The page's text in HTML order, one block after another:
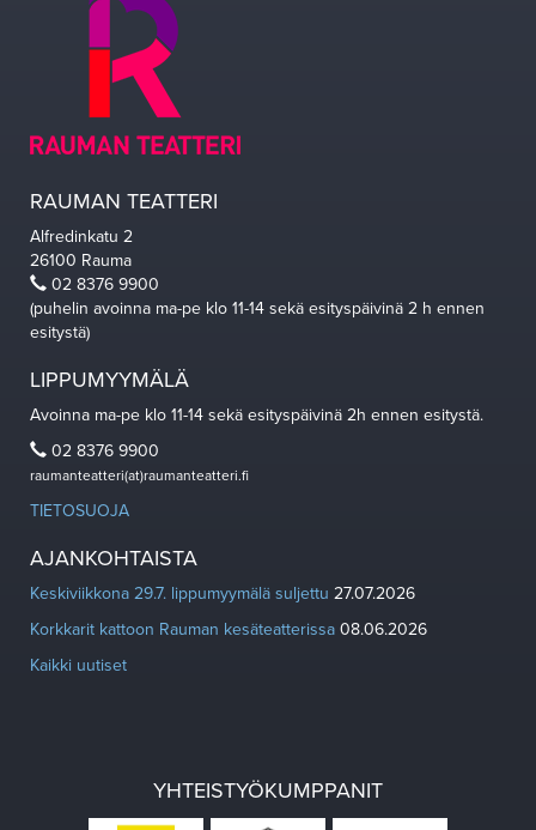
RAUMAN TEATTERI
Alfredinkatu 2
26100 Rauma
02 8376 9900
(puhelin avoinna ma-pe klo 11-14 sekä esityspäivinä 2 h ennen
esitystä)
LIPPUMYYMÄLÄ
Avoinna ma-pe klo 11-14 sekä esityspäivinä 2h ennen esitystä.
02 8376 9900
raumanteatteri(at)raumanteatteri.fi
TIETOSUOJA
AJANKOHTAISTA
Keskiviikkona 29.7. lippumyymälä suljettu 27.07.2026
Korkkarit kattoon Rauman kesäteatterissa 08.06.2026
Kaikki uutiset
YHTEISTYÖKUMPPANIT